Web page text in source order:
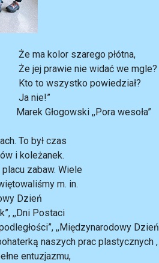
płótna,
we mgle?
wesoła”
To był czas
i koleżanek.
zabaw. Wiele
m. in.
Dzień
,,Dni Postaci
,,Międzynarodowy Dzień
naszych prac plastycznych ,
entuzjazmu,